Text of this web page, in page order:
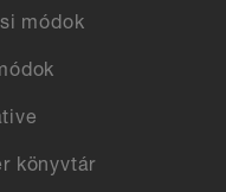
módok
könyvtár